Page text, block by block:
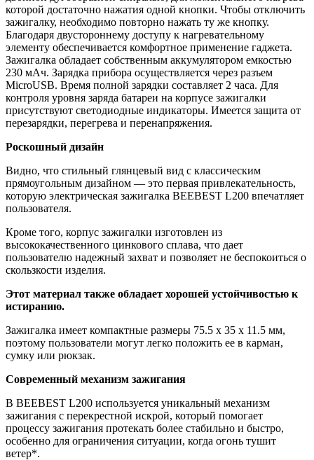
которой достаточно нажатия одной кнопки. Чтобы отключить
зажигалку, необходимо повторно нажать ту же кнопку.
Благодаря двустороннему доступу к нагревательному
элементу обеспечивается комфортное применение гаджета.
Зажигалка обладает собственным аккумулятором емкостью
230 мАч. Зарядка прибора осуществляется через разъем
MicroUSB. Время полной зарядки составляет 2 часа. Для
контроля уровня заряда батареи на корпусе зажигалки
присутствуют светодиодные индикаторы. Имеется защита от
перезарядки, перегрева и перенапряжения.
Роскошный дизайн
Видно, что стильный глянцевый вид с классическим
прямоугольным дизайном — это первая привлекательность,
которую электрическая зажигалка BEEBEST L200 впечатляет
пользователя.
Кроме того, корпус зажигалки изготовлен из
высококачественного цинкового сплава, что дает
пользователю надежный захват и позволяет не беспокоиться о
скользкости изделия.
Этот материал также обладает хорошей устойчивостью к
истиранию.
Зажигалка имеет компактные размеры 75.5 x 35 x 11.5 мм,
поэтому пользователи могут легко положить ее в карман,
сумку или рюкзак.
Современный механизм зажигания
В BEEBEST L200 используется уникальный механизм
зажигания с перекрестной искрой, который помогает
процессу зажигания протекать более стабильно и быстро,
особенно для ограничения ситуации, когда огонь тушит
ветер*.